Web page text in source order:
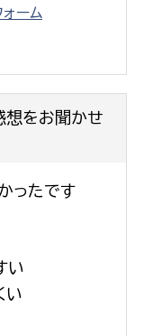
ーム
想をお聞かせ
ったです
い
い